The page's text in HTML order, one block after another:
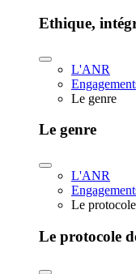
Ethique,
L'ANR
Le genre
Le genre
L'ANR
Le
Le protocole